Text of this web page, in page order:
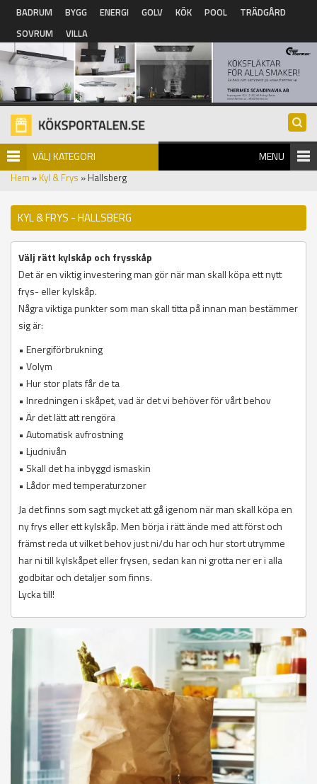
Hoppa till huvudinnehåll
BADRUM BYGG ENERGI GOLV KÖK POOL
TRÄDGÅRD
SOVRUM
VILLA
VÄLJ KATEGORI MENU
Hem » Kyl & Frys » Hallsberg
KYL & FRYS - HALLSBERG
Välj rätt kylskåp och frysskåp
Det är en viktig investering man gör när man skall köpa ett nytt
frys- eller kylskåp.
Några viktiga punkter som man skall titta på innan man bestämmer
sig är:
• Energiförbrukning
• Volym
• Hur stor plats får de ta
• Inredningen i skåpet, vad är det vi behöver för vårt behov
• Är det lätt att rengöra
• Automatisk avfrostning
• Ljudnivån
• Skall det ha inbyggd ismaskin
• Lådor med temperaturzoner
Ja det finns som sagt mycket att gå igenom när man skall köpa en
ny frys eller ett kylskåp. Men börja i rätt ände med att först och
främst reda ut vilket behov just ni/du har och hur stort utrymme
har ni till kylskåpet eller frysen, sedan kan ni grotta ner er i alla
godbitar och detaljer som finns.
Lycka till!